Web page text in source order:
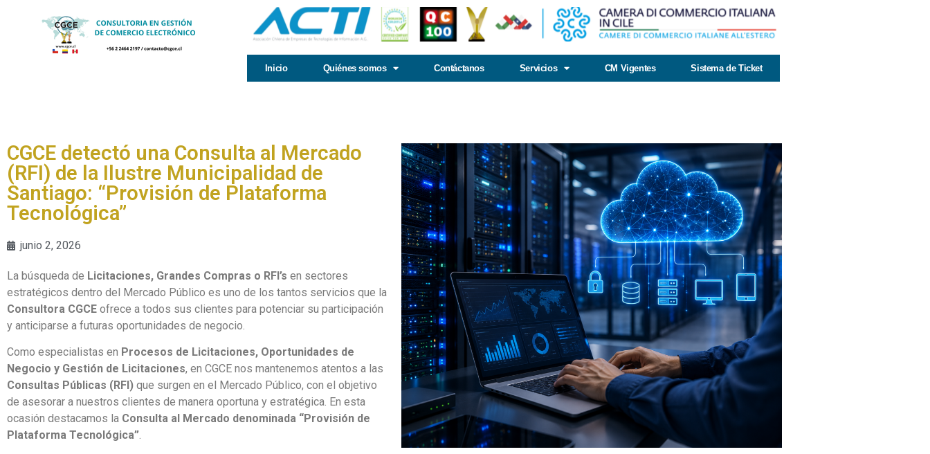
Inicio Quiénes somos Contáctanos Servicios CM Vigentes Sistema de Ticket
CGCE detectó una Consulta al Mercado
(RFI) de la Ilustre Municipalidad de
Santiago: “Provisión de Plataforma
Tecnológica”
junio 2, 2026
La búsqueda de Licitaciones, Grandes Compras o RFI’s en sectores
estratégicos dentro del Mercado Público es uno de los tantos servicios que la
Consultora CGCE ofrece a todos sus clientes para potenciar su participación
y anticiparse a futuras oportunidades de negocio.
Como especialistas en Procesos de Licitaciones, Oportunidades de
Negocio y Gestión de Licitaciones, en CGCE nos mantenemos atentos a las
Consultas Públicas (RFI) que surgen en el Mercado Público, con el objetivo
de asesorar a nuestros clientes de manera oportuna y estratégica. En esta
ocasión destacamos la Consulta al Mercado denominada “Provisión de
Plataforma Tecnológica”.